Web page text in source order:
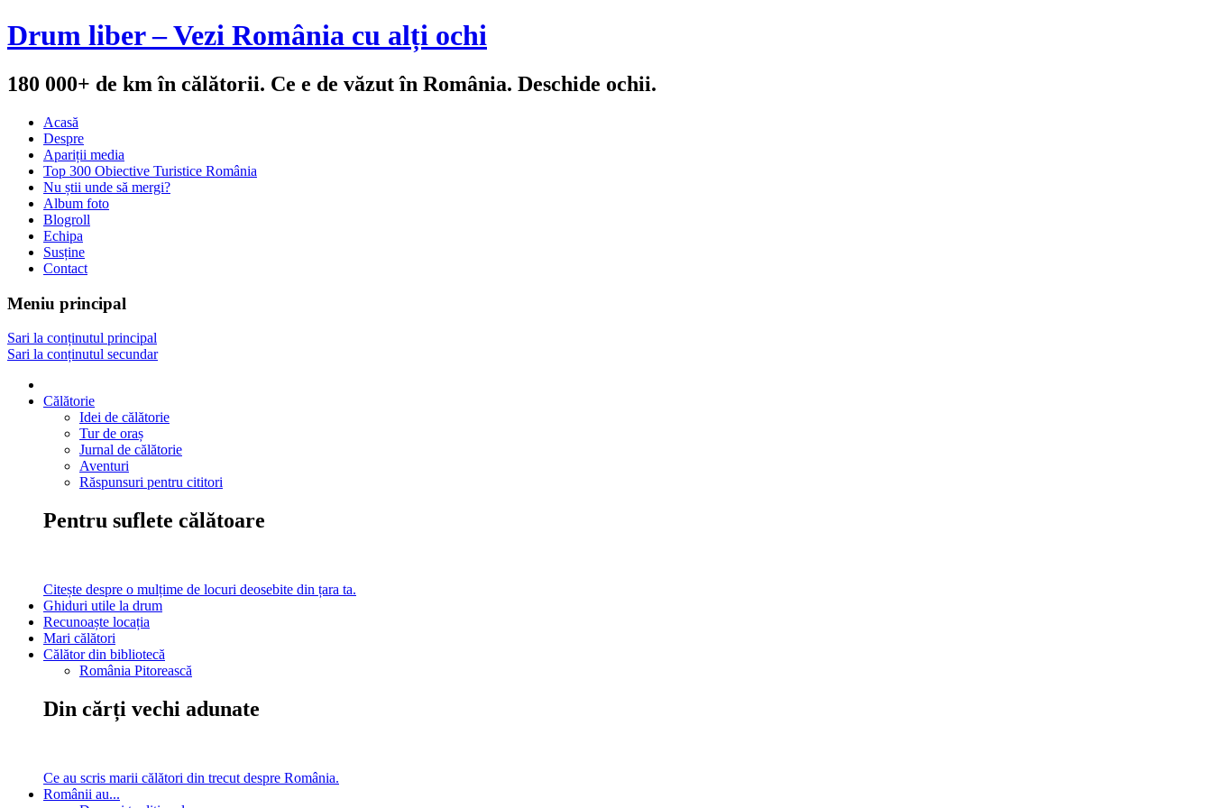
Drum liber – Vezi România cu alți ochi
180 000+ de km în călătorii. Ce e de văzut în România. Deschide ochii.
Acasă
Despre
Apariții media
Top 300 Obiective Turistice România
Nu știi unde să mergi?
Album foto
Blogroll
Echipa
Susține
Contact
Meniu principal
Sari la conținutul principal
Sari la conținutul secundar
Călătorie
Idei de călătorie
Tur de oraș
Jurnal de călătorie
Aventuri
Răspunsuri pentru cititori
Pentru suflete călătoare
Citește despre o mulțime de locuri deosebite din țara ta.
Ghiduri utile la drum
Recunoaște locația
Mari călători
Călător din bibliotecă
România Pitorească
Din cărți vechi adunate
Ce au scris marii călători din trecut despre România.
Românii au...